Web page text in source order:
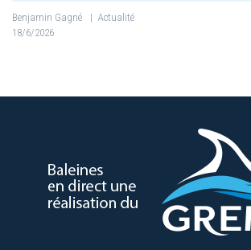
Benjamin Gagné | Actualité
18/6/2026